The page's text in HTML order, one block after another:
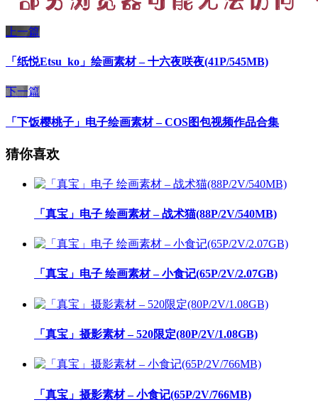
上一篇
「纸悦Etsu_ko」绘画素材 – 十六夜咲夜(41P/545MB)
下一篇
「下饭樱桃子」电子绘画素材 – COS图包视频作品合集
猜你喜欢
「真宝」电子 绘画素材 – 战术猫(88P/2V/540MB)
「真宝」电子 绘画素材 – 小食记(65P/2V/2.07GB)
「真宝」摄影素材 – 520限定(80P/2V/1.08GB)
「真宝」摄影素材 – 小食记(65P/2V/766MB)